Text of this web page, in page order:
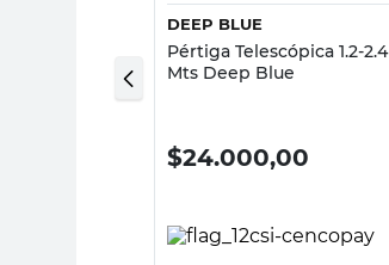
DEEP BLUE
Pértiga Telescópica 1.2-2.4
Mts Deep Blue
$24.000,00